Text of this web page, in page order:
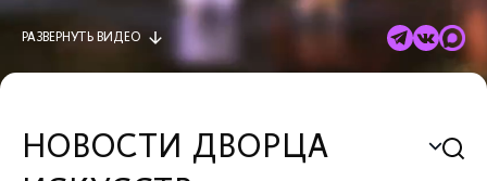
РАЗВЕРНУТЬ ВИДЕО
НОВОСТИ ДВОРЦА